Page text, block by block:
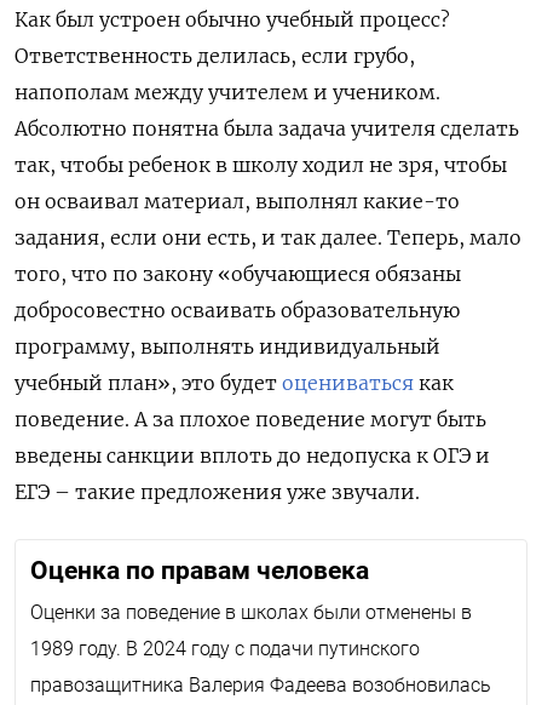
Как был устроен обычно учебный процесс?
Ответственность делилась, если грубо,
напополам между учителем и учеником.
Абсолютно понятна была задача учителя сделать
так, чтобы ребенок в школу ходил не зря, чтобы
он осваивал материал, выполнял какие-то
задания, если они есть, и так далее. Теперь, мало
того, что по закону «обучающиеся обязаны
добросовестно осваивать образовательную
программу, выполнять индивидуальный
учебный план», это будет оцениваться как
поведение. А за плохое поведение могут быть
введены санкции вплоть до недопуска к ОГЭ и
ЕГЭ – такие предложения уже звучали.
Оценка по правам человека
Оценки за поведение в школах были отменены в
1989 году. В 2024 году с подачи путинского
правозащитника Валерия Фадеева возобновилась